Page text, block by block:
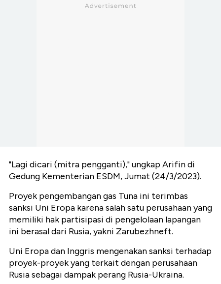
"Lagi dicari (mitra pengganti)," ungkap Arifin di
Gedung Kementerian ESDM, Jumat (24/3/2023).
Proyek pengembangan gas Tuna ini terimbas
sanksi Uni Eropa karena salah satu perusahaan yang
memiliki hak partisipasi di pengelolaan lapangan
ini berasal dari Rusia, yakni Zarubezhneft.
Uni Eropa dan Inggris mengenakan sanksi terhadap
proyek-proyek yang terkait dengan perusahaan
Rusia sebagai dampak perang Rusia-Ukraina.